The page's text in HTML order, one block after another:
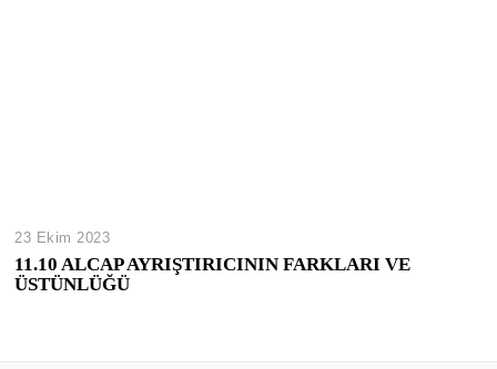
23 Ekim 2023
11.10 ALCAP AYRIŞTIRICININ FARKLARI VE
ÜSTÜNLÜĞÜ